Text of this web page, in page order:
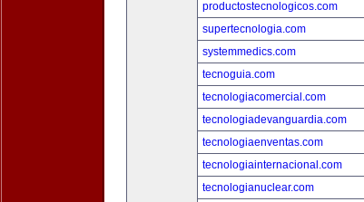
productostecnologicos.com
supertecnologia.com
systemmedics.com
tecnoguia.com
tecnologiacomercial.com
tecnologiadevanguardia.com
tecnologiaenventas.com
tecnologiainternacional.com
tecnologianuclear.com